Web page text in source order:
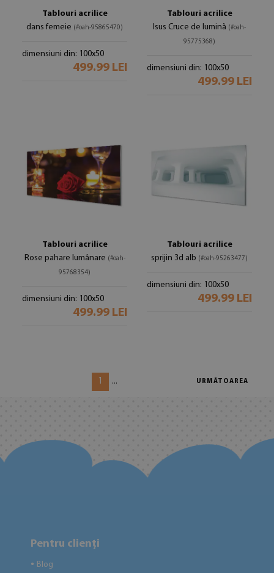
Tablouri acrilice
dans femeie (#oah-95865470)
dimensiuni din: 100x50
499.99 LEI
Tablouri acrilice
Isus Cruce de lumină (#oah-
95775368)
dimensiuni din: 100x50
499.99 LEI
Tablouri acrilice
Rose pahare lumânare (#oah-
95768354)
dimensiuni din: 100x50
499.99 LEI
Tablouri acrilice
sprijin 3d alb (#oah-95263477)
dimensiuni din: 100x50
499.99 LEI
1 ... URMĂTOAREA
Pentru clienți
● Blog